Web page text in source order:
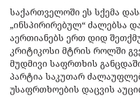
საქართველოში ეს სქემა
„ინსპირირებულ“ ძალებსა
აერთიანებს ერთ დიდ
კრიტიკოსი მტრის როლში
მუდმივი საფრთხის
პარტია საკუთარ
უსაფრთხოების დაცვის